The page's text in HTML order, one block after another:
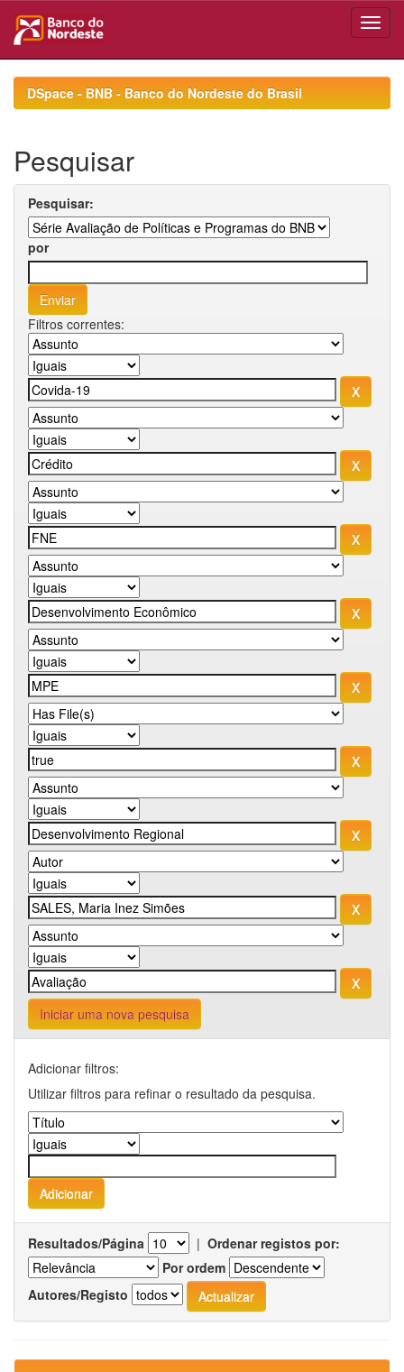
navigationDSpace - BNB - Banco do Nordeste do Brasil
Pesquisar
Pesquisar:
por
Filtros correntes:
Iniciar uma nova pesquisa
Adicionar filtros:
Utilizar filtros para refinar o resultado da pesquisa.
Resultados/Página | Ordenar registos por:
Por ordem
Autores/Registo